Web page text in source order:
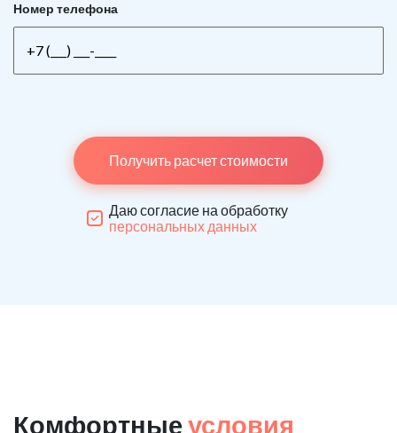
Номер телефона
Получить расчет стоимости
Даю согласие на обработку
персональных данных
Комфортные условия